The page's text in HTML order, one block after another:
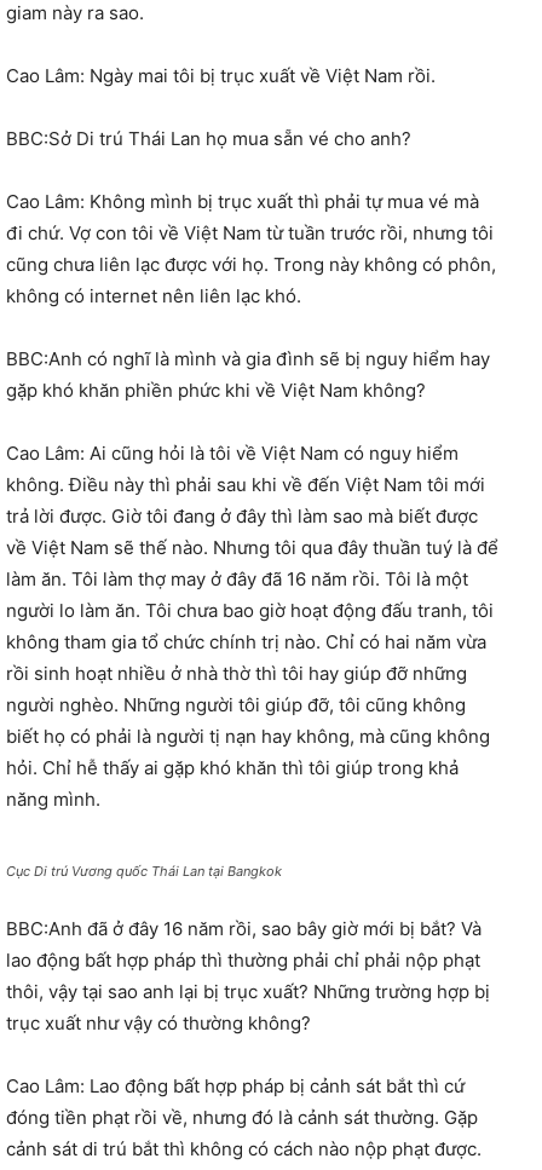
giam này ra sao.
Cao Lâm: Ngày mai tôi bị trục xuất về Việt Nam rồi.
BBC:Sở Di trú Thái Lan họ mua sẵn vé cho anh?
Cao Lâm: Không mình bị trục xuất thì phải tự mua vé mà
đi chứ. Vợ con tôi về Việt Nam từ tuần trước rồi, nhưng tôi
cũng chưa liên lạc được với họ. Trong này không có phôn,
không có internet nên liên lạc khó.
BBC:Anh có nghĩ là mình và gia đình sẽ bị nguy hiểm hay
gặp khó khăn phiền phức khi về Việt Nam không?
Cao Lâm: Ai cũng hỏi là tôi về Việt Nam có nguy hiểm
không. Điều này thì phải sau khi về đến Việt Nam tôi mới
trả lời được. Giờ tôi đang ở đây thì làm sao mà biết được
về Việt Nam sẽ thế nào. Nhưng tôi qua đây thuần tuý là để
làm ăn. Tôi làm thợ may ở đây đã 16 năm rồi. Tôi là một
người lo làm ăn. Tôi chưa bao giờ hoạt động đấu tranh, tôi
không tham gia tổ chức chính trị nào. Chỉ có hai năm vừa
rồi sinh hoạt nhiều ở nhà thờ thì tôi hay giúp đỡ những
người nghèo. Những người tôi giúp đỡ, tôi cũng không
biết họ có phải là người tị nạn hay không, mà cũng không
hỏi. Chỉ hễ thấy ai gặp khó khăn thì tôi giúp trong khả
năng mình.
Cục Di trú Vương quốc Thái Lan tại Bangkok
BBC:Anh đã ở đây 16 năm rồi, sao bây giờ mới bị bắt? Và
lao động bất hợp pháp thì thường phải chỉ phải nộp phạt
thôi, vậy tại sao anh lại bị trục xuất? Những trường hợp bị
trục xuất như vậy có thường không?
Cao Lâm: Lao động bất hợp pháp bị cảnh sát bắt thì cứ
đóng tiền phạt rồi về, nhưng đó là cảnh sát thường. Gặp
cảnh sát di trú bắt thì không có cách nào nộp phạt được.